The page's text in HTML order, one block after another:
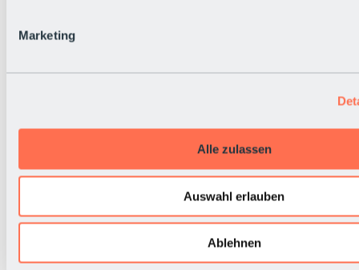
Marketing
Alle zulassen
Auswahl erlauben
Ablehnen
Zurück